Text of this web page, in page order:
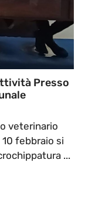
Presso
veterinario
febbraio si
...